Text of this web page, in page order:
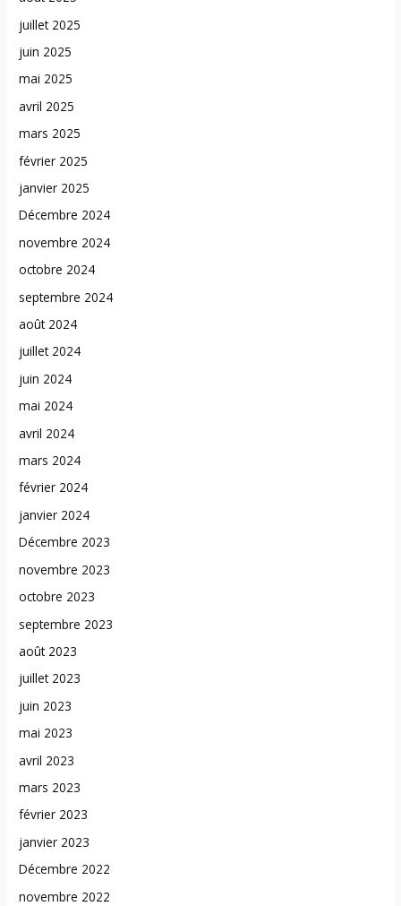
juillet 2025
juin 2025
mai 2025
avril 2025
mars 2025
février 2025
janvier 2025
Décembre 2024
novembre 2024
octobre 2024
septembre 2024
août 2024
juillet 2024
juin 2024
mai 2024
avril 2024
mars 2024
février 2024
janvier 2024
Décembre 2023
novembre 2023
octobre 2023
septembre 2023
août 2023
juillet 2023
juin 2023
mai 2023
avril 2023
mars 2023
février 2023
janvier 2023
Décembre 2022
novembre 2022